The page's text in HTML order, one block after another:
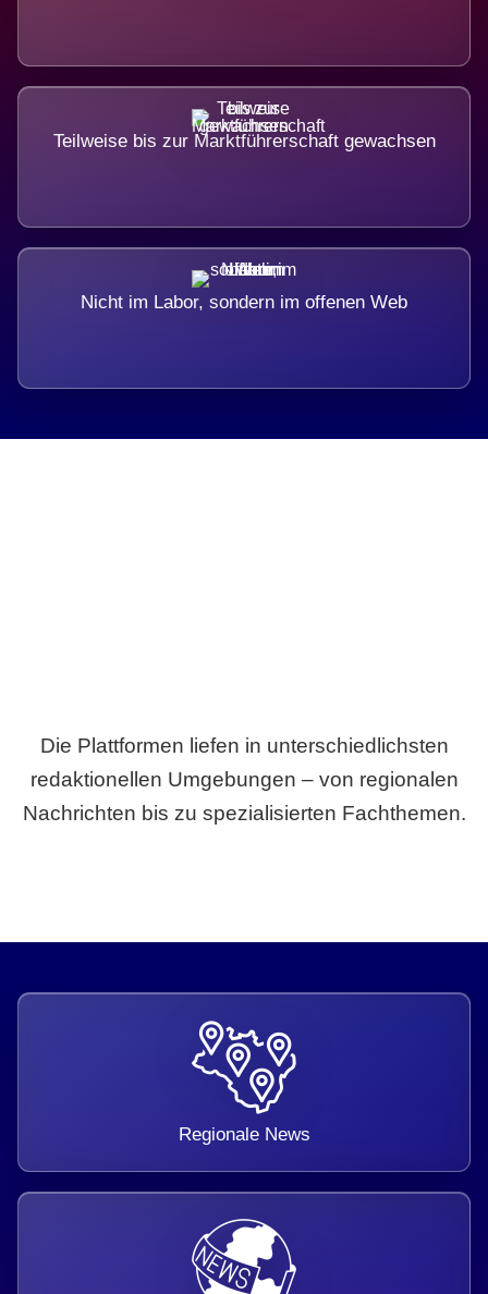
Teilweise bis zur Marktführerschaft gewachsen
Nicht im Labor, sondern im offenen Web
Die Plattformen liefen in unterschiedlichsten
redaktionellen Umgebungen – von regionalen
Nachrichten bis zu spezialisierten Fachthemen.
Regionale News